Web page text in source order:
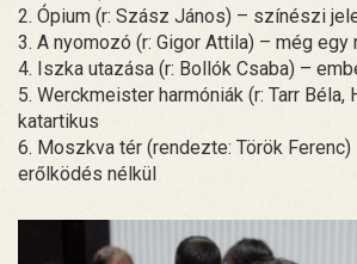
2. Ópium (r: Szász János) – színészi
3. A nyomozó (r: Gigor Attila) – még egy
4. Iszka utazása (r: Bollók Csaba) –
5. Werckmeister harmóniák (r: Tarr Béla,
katartikus
6. Moszkva tér (rendezte: Török
erőlködés nélkül